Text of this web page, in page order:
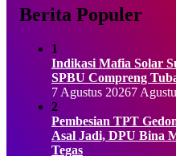
Berita Populer
1
Indikasi Mafia Solar
SPBU Compreng
7 Agustus 20267
2
Pembesian TPT
Asal Jadi, DPU Bina
Tegas